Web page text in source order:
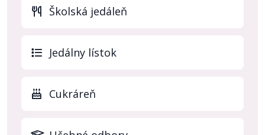
Školská jedáleň
Jedálny lístok
Cukráreň